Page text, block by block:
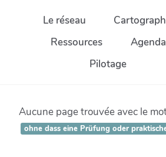
Aller au contenu principal
Le réseau
Ressources
Agenda
Pilotage
Aucune page trouvée avec le
ohne dass eine Prüfung oder